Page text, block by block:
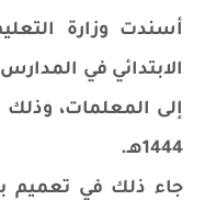
أسندت وزارة
الابتدائي في
إلى المعلمات، وذلك
1444هـ.
جاء ذلك في تعميم